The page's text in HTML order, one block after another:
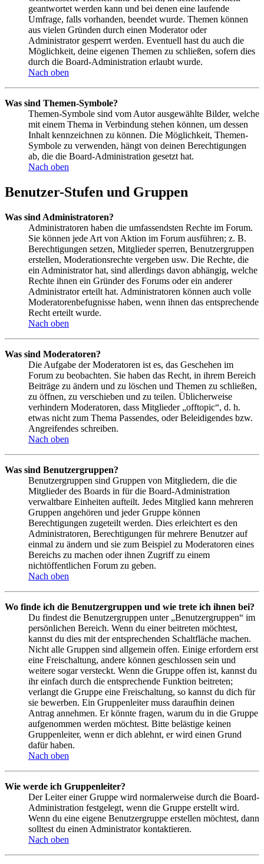
geantwortet werden kann und bei denen eine laufende
Umfrage, falls vorhanden, beendet wurde. Themen können
aus vielen Gründen durch einen Moderator oder
Administrator gesperrt werden. Eventuell hast du auch die
Möglichkeit, deine eigenen Themen zu schließen, sofern dies
durch die Board-Administration erlaubt wurde.
Nach oben
Was sind Themen-Symbole?
Themen-Symbole sind vom Autor ausgewählte Bilder, welche
mit einem Thema in Verbindung stehen können, um dessen
Inhalt kennzeichnen zu können. Die Möglichkeit, Themen-
Symbole zu verwenden, hängt von deinen Berechtigungen
ab, die die Board-Administration gesetzt hat.
Nach oben
Benutzer-Stufen und Gruppen
Was sind Administratoren?
Administratoren haben die umfassendsten Rechte im Forum.
Sie können jede Art von Aktion im Forum ausführen; z. B.
Berechtigungen setzen, Mitglieder sperren, Benutzergruppen
erstellen, Moderationsrechte vergeben usw. Die Rechte, die
ein Administrator hat, sind allerdings davon abhängig, welche
Rechte ihnen ein Gründer des Forums oder ein anderer
Administrator erteilt hat. Administratoren können auch volle
Moderatorenbefugnisse haben, wenn ihnen das entsprechende
Recht erteilt wurde.
Nach oben
Was sind Moderatoren?
Die Aufgabe der Moderatoren ist es, das Geschehen im
Forum zu beobachten. Sie haben das Recht, in ihrem Bereich
Beiträge zu ändern und zu löschen und Themen zu schließen,
zu öffnen, zu verschieben und zu teilen. Üblicherweise
verhindern Moderatoren, dass Mitglieder „offtopic“, d. h.
etwas nicht zum Thema Passendes, oder Beleidigendes bzw.
Angreifendes schreiben.
Nach oben
Was sind Benutzergruppen?
Benutzergruppen sind Gruppen von Mitgliedern, die die
Mitglieder des Boards in für die Board-Administration
verwaltbare Einheiten aufteilt. Jedes Mitglied kann mehreren
Gruppen angehören und jeder Gruppe können
Berechtigungen zugeteilt werden. Dies erleichtert es den
Administratoren, Berechtigungen für mehrere Benutzer auf
einmal zu ändern und sie zum Beispiel zu Moderatoren eines
Bereichs zu machen oder ihnen Zugriff zu einem
nichtöffentlichen Forum zu geben.
Nach oben
Wo finde ich die Benutzergruppen und wie trete ich ihnen bei?
Du findest die Benutzergruppen unter „Benutzergruppen“ im
persönlichen Bereich. Wenn du einer beitreten möchtest,
kannst du dies mit der entsprechenden Schaltfläche machen.
Nicht alle Gruppen sind allgemein offen. Einige erfordern erst
eine Freischaltung, andere können geschlossen sein und
weitere sogar versteckt. Wenn die Gruppe offen ist, kannst du
ihr einfach durch die entsprechende Funktion beitreten;
verlangt die Gruppe eine Freischaltung, so kannst du dich für
sie bewerben. Ein Gruppenleiter muss daraufhin deinen
Antrag annehmen. Er könnte fragen, warum du in die Gruppe
aufgenommen werden möchtest. Bitte belästige keinen
Gruppenleiter, wenn er dich ablehnt, er wird einen Grund
dafür haben.
Nach oben
Wie werde ich Gruppenleiter?
Der Leiter einer Gruppe wird normalerweise durch die Board-
Administration festgelegt, wenn die Gruppe erstellt wird.
Wenn du eine eigene Benutzergruppe erstellen möchtest, dann
solltest du einen Administrator kontaktieren.
Nach oben